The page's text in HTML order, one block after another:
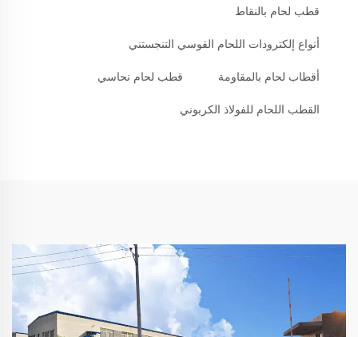
قطب لحام بالنقاط
أنواع إلكترودات اللحام القوسي التنجستني
أقطاب لحام بالمقاومة قطب لحام نحاسي
القطب اللحام للفولاذ الكربوني